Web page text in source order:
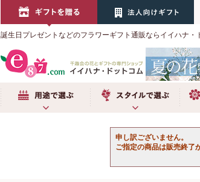
誕生日プレゼントなどのフラワーギフト通販ならイイハナ・
申し訳ございません。
ご指定の商品は販売終了